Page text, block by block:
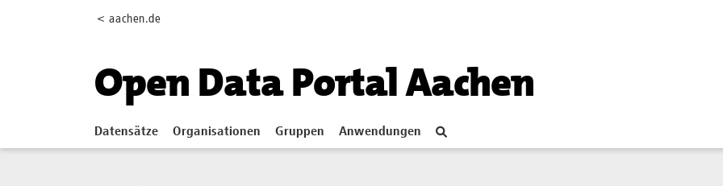
< aachen.de
Open Data Portal Aachen
Datensätze Organisationen Gruppen Anwendungen